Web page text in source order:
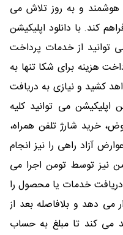
هوشمند و به روز تلاش می
کند. با دانلود اپلیکیشن
توانید از خدمات پرداخت
هزینه برای شکا تنها به
کشید و نیازی به دریافت
اپلیکیشن می توانید کلیه
خرید شارژ تلفن همراه،
آزاد راهی را نیز انجام
نیز توسط تومن اجرا می
دریافت خدمات یا محصول را
می دهد و بلافاصله بعد از
می کند تا مبلغ به حساب